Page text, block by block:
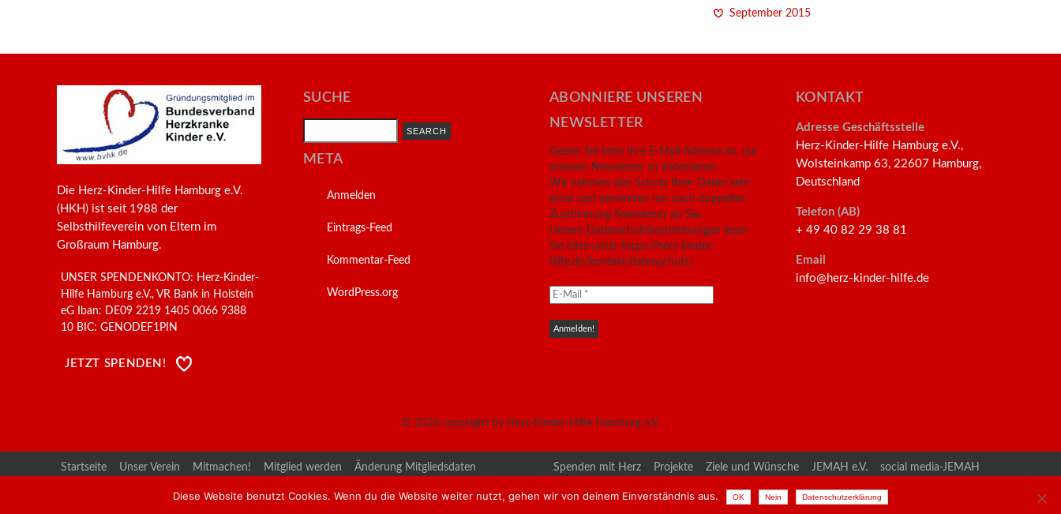
September 2015
Die Herz-Kinder-Hilfe Hamburg e.V.
(HKH) ist seit 1988 der
Selbsthilfeverein von Eltern im
Großraum Hamburg.
UNSER SPENDENKONTO: Herz-Kinder-
Hilfe Hamburg e.V., VR Bank in Holstein
eG Iban: DE09 2219 1405 0066 9388
10 BIC: GENODEF1PIN
JETZT SPENDEN!
SUCHE
META
Anmelden
Eintrags-Feed
Kommentar-Feed
WordPress.org
ABONNIERE UNSEREN
NEWSLETTER
Geben Sie bitte Ihre E-Mail-Adresse an, um
unseren Newsletter zu abonnieren.
Wir nehmen den Schutz Ihrer Daten sehr
ernst und versenden nur nach doppelter
Zustimmung Newsletter an Sie.
Unsere Datenschutzbestimmungen lesen
Sie bitte unter https://herz-kinder-
hilfe.de/kontakt/datenschutz/
KONTAKT
Adresse Geschäftsstelle
Herz-Kinder-Hilfe Hamburg e.V.,
Wolsteinkamp 63, 22607 Hamburg,
Deutschland
Telefon (AB)
+ 49 40 82 29 38 81
Email
info@herz-kinder-hilfe.de
© 2026 copyright by Herz-Kinder-Hilfe Hamburg e.V.
Startseite Unser Verein Mitmachen! Mitglied werden Änderung Mitgliedsdaten
social media BVHK UKE & UHZ Kinderkardiologen
Spenden mit Herz Projekte Ziele und Wünsche JEMAH e.V. social media-JEMAH
Kontakt Datenschutzerklärung Impressum
Diese Website benutzt Cookies. Wenn du die Website weiter nutzt, gehen wir von deinem Einverständnis aus. OK Nein Datenschutzerklärung